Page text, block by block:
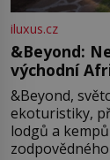
iluxus.cz
&Beyond:
východní
&Beyond,
ekoturistiky,
lodgů a